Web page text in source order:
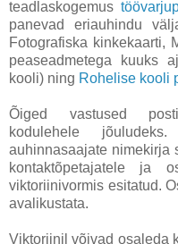
teadlaskogemus
panevad eriauhindu
Fotografiska kinkekaarti,
peaseadmetega kuuks
kooli) ning Rohelise kooli
Õiged vastused
kodulehele
auhinnasaajate nimekirja
kontaktõpetajatele ja
viktoriinivormis esitatud.
avalikustata.
Viktoriinil võivad osaleda